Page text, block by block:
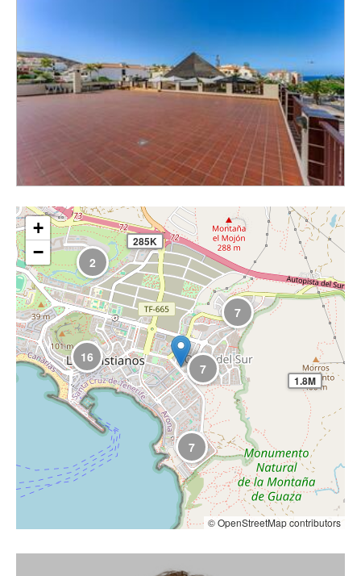
1.8M
2
285K
7
7
16
7
+
−
© OpenStreetMap contributors